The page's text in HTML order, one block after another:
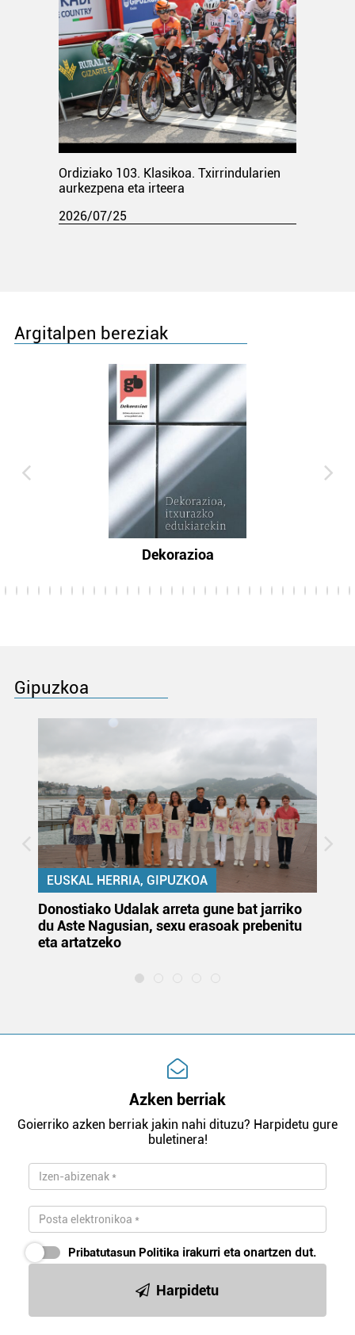
Ordiziako 103. Klasikoa. Txirrindularien
aurkezpena eta irteera
2026/07/25
Argitalpen bereziak
Dekorazioa
Gipuzkoa
EUSKAL HERRIA, GIPUZKOA
Donostiako Udalak arreta gune bat jarriko
du Aste Nagusian, sexu erasoak prebenitu
eta artatzeko
Azken berriak
Goierriko azken berriak jakin nahi dituzu? Harpidetu gure
buletinera!
Pribatutasun Politika irakurri eta onartzen dut.
Harpidetu